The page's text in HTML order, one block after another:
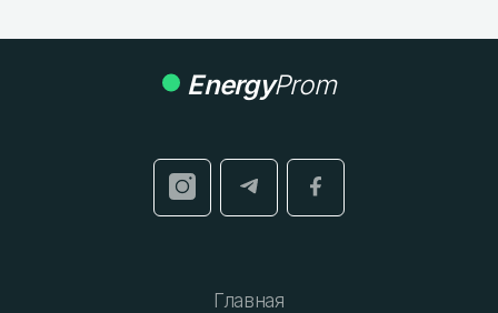
EnergyProm
Главная